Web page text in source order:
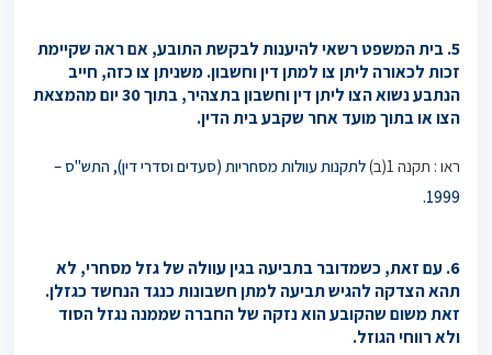
5. בית המשפט רשאי להיענות לבקשת התובע, אם ראה שקיימת
זכות לכאורה ליתן צו למתן דין וחשבון. משניתן צו כזה, חייב
הנתבע נשוא הצו ליתן דין וחשבון בתצהיר, בתוך 30 יום מהמצאת
הצו או בתוך מועד אחר שקבע בית הדין.
ראו : תקנה 1(ב)
לתקנות עוולות מסחריות (סעדים וסדרי דין), התש"ס –
1999.
6. עם זאת, כשמדובר בתביעה בגין עוולה של גזל מסחרי, לא
תהא הצדקה להגיש תביעה למתן חשבונות כנגד הנחשד כגזלן.
זאת משום שהקובע הוא נזקה של החברה שממנה נגזל הסוד
ולא רווחי הגוזל.